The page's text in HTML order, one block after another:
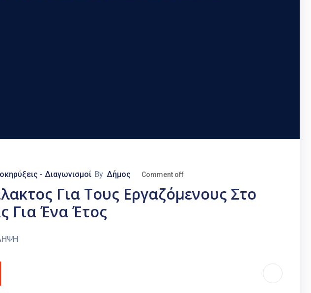
- Διαγωνισμοί By Δήμος Comment off
Για Τους Εργαζόμενους Στο
Για Ένα Έτος